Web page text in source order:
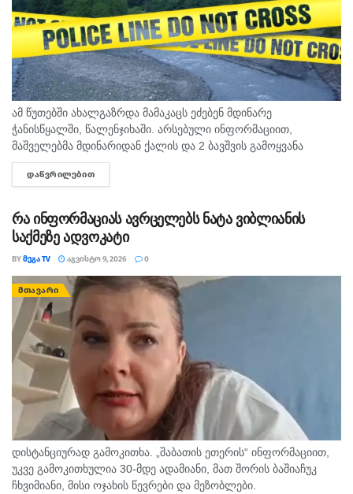
ამ წუთებში ახალგაზრდა მამაკაცს ეძებენ მდინარე
ჭანისწყალში, წალენჯიხაში. არსებული ინფორმაციით,
მაშველებმა მდინარიდან ქალის და 2 ბავშვის გამოყვანა
შეძლეს, ხოლო მოულოდნელად ადიდებულმა და სისწრაფით
მოვარდნილმა მდინარემ ახალგაზრდა მამაკაცი გაიტაცა.
ᲓᲐᲬᲕᲠᲘᲚᲔᲑᲘᲗ
რა ინფორმაციას ავრცელებს ნატა ვიბლიანის
საქმეზე ადვოკატი
BYᲛᲔᲒᲐ TV ᲐᲒᲕᲘᲡᲢᲝ 9, 2026 0
ᲛᲗᲐᲕᲐᲠᲘ
დისტანციურად გამოკითხა. „შაბათის ეთერის“ ინფორმაციით,
უკვე გამოკითხულია 30-მდე ადამიანი, მათ შორის ბაშიაჩუკ
ჩხვიმიანი, მისი ოჯახის წევრები და მეზობლები.